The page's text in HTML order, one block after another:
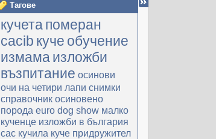
Тагове
кучетапомеран
cacib куче обучение
измамаизложби
възпитание осинови
очи на четири лапи снимки
справочник осиновено
порода еuro dog show малко
кученце изложби в българия
cac кучила куче придружител